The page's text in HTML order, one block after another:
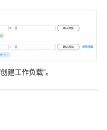
建工作负载”。